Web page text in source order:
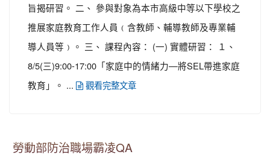
旨揭研習。 二、 參與對象為本市高級中等以下學校之
推展家庭教育工作人員﹙含教師、輔導教師及專業輔
導人員等﹚。 三、 課程內容： (一) 實體研習： １、
8/5(三)9:00-17:00「家庭中的情緒力—將SEL帶進家庭
教育」。 ...
觀看完整文章
勞動部防治職場霸凌QA